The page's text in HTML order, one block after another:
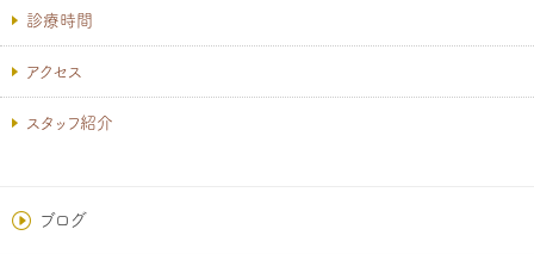
診療時間
アクセス
スタッフ紹介
ブログ